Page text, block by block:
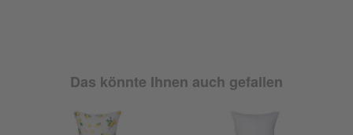
Das könnte Ihnen auch gefallen